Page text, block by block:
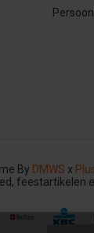
By DMWS x
feestartikelen